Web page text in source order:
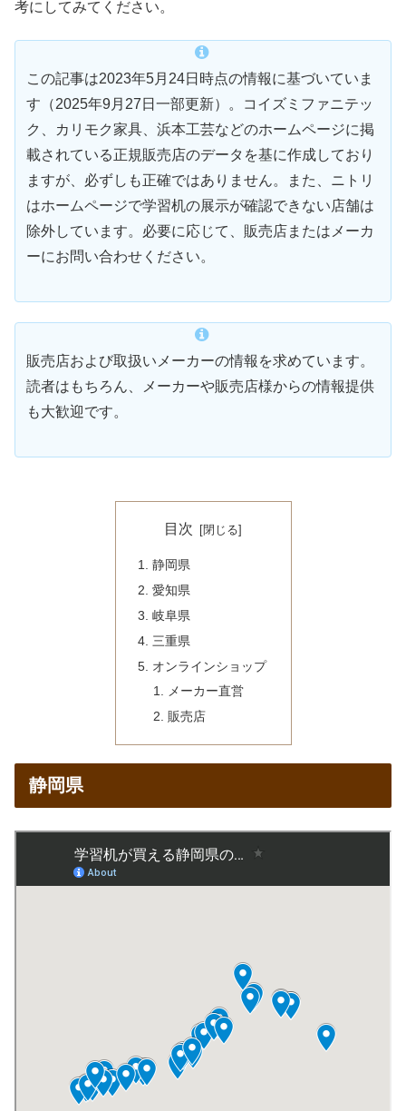
考にしてみてください。
この記事は2023年5月24日時点の情報に基づいていま
す（2025年9月27日一部更新）。コイズミファニテッ
ク、カリモク家具、浜本工芸などのホームページに掲
載されている正規販売店のデータを基に作成しており
ますが、必ずしも正確ではありません。また、ニトリ
はホームページで学習机の展示が確認できない店舗は
除外しています。必要に応じて、販売店またはメーカ
ーにお問い合わせください。
販売店および取扱いメーカーの情報を求めています。
読者はもちろん、メーカーや販売店様からの情報提供
も大歓迎です。
目次
静岡県
愛知県
岐阜県
三重県
オンラインショップ
メーカー直営
販売店
静岡県